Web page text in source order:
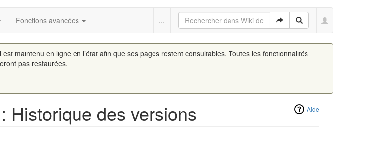
Fonctions avancées ...
maintenu en ligne en l’état afin que ses pages restent consultables. Toutes les fonctionnalités
pas restaurées.
Aide
Historique des versions